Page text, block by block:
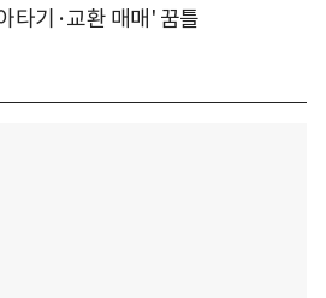
타기·교환 매매' 꿈틀